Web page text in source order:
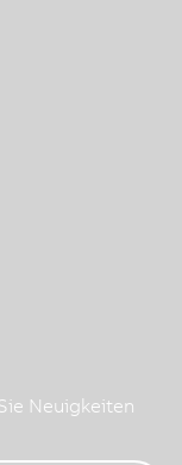
Neuigkeiten